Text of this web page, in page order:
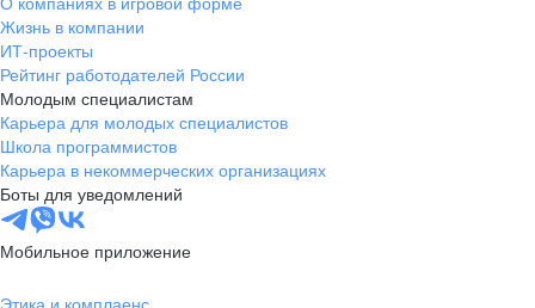
Жизнь в компании
ИТ-проекты
Рейтинг работодателей России
Молодым специалистам
Карьера для молодых специалистов
Школа программистов
Карьера в некоммерческих организациях
Боты для уведомлений
Мобильное приложение